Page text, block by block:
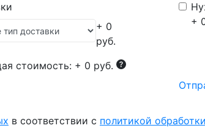
+ 0
руб.
+
стоимость: + 0 руб.
в соответствии с политикой